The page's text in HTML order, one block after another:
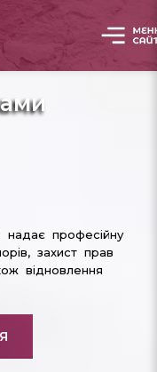
надає професійну
захист прав
відновлення